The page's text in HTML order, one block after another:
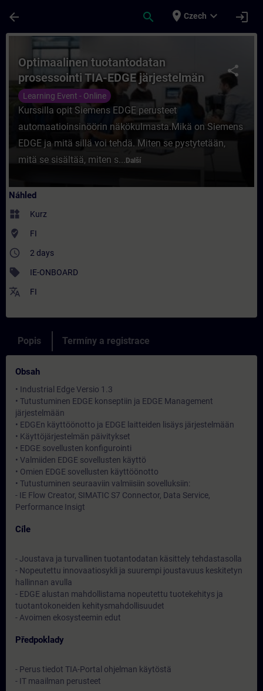
arrow_back search place Czech expand_more login
Kurz - Optimaalinen tuotantodatan
share
Optimaalinen tuotantodatan
prosessointi TIA-EDGE järjestelmän
avulla, Etäkoulutus
Learning Event - Online
Kurssilla opit Siemens EDGE perusteet
automaatioinsinöörin näkökulmasta.Mikä on Siemens
EDGE ja mitä sillä voi tehdä. Miten se pystytetään,
mitä se sisältää, miten s... Další
Náhled
widgets Kurz
where_to_vote FI
access_time 2 days
sell IE-ONBOARD
translate FI
Popis Termíny a registrace
Obsah
• Industrial Edge Versio 1.3
• Tutustuminen EDGE konseptiin ja EDGE Management
järjestelmään
• EDGEn käyttöönotto ja EDGE laitteiden lisäys järjestelmään
• Käyttöjärjestelmän päivitykset
• EDGE sovellusten konfigurointi
• Valmiiden EDGE sovellusten käyttö
• Omien EDGE sovellusten käyttöönotto
• Tutustuminen seuraaviin valmiisiin sovelluksiin:
- IE Flow Creator, SIMATIC S7 Connector, Data Service,
Performance Insigt
Cíle
- Joustava ja turvallinen tuotantodatan käsittely tehdastasolla
- Nopeutettu innovaatiosykli ja suurempi joustavuus keskitetyn
hallinnan avulla
- EDGE alustan mahdollistama nopeutettu tuotekehitys ja
tuotantokoneiden kehitysmahdollisuudet
- Avoimen ekosysteemin edut
Předpoklady
- Perus tiedot TIA-Portal ohjelman käytöstä
- IT maailman perusteet